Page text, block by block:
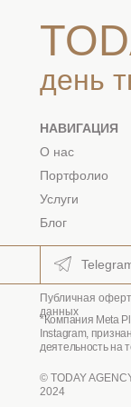
день
НАВИГАЦИЯ
О нас
Портфолио
Услуги
Блог
Публичная
данных
© TODAY
2024
wa
wa
wa
wa
inst
*Компания Meta
Instagram,
деятельность на